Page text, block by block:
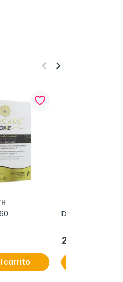
favorite_border
carrito
Dopex, 30
22,95 €
keyboard_arrow_left keyboard_arrow_right